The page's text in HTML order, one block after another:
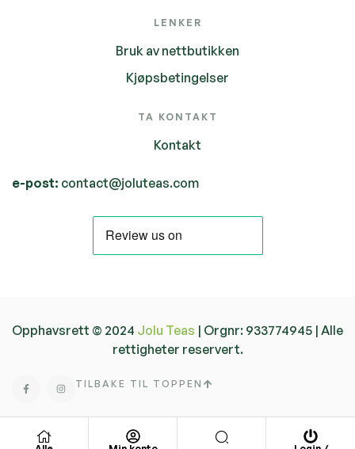
LENKER
Bruk av nettbutikken
Kjøpsbetingelser
TA KONTAKT
Kontakt
e-post: contact@joluteas.com
Opphavsrett © 2024 Jolu Teas | Orgnr: 933774945 | Alle
rettigheter reservert.
TILBAKE TIL TOPPEN